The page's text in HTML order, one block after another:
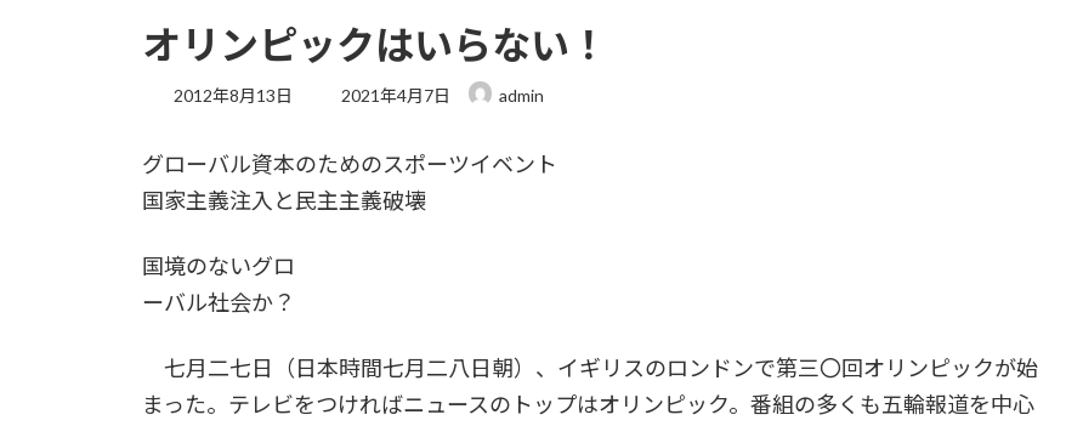
オリンピックはいらない！
2012年8月13日
最
新
日
時
2021年4月7日 admin
グローバル資本のためのスポーツイベント
国家主義注入と民主主義破壊
国境のないグロ
ーバル社会か？
七月二七日（日本時間七月二八日朝）、イギリスのロンドンで第三〇回オリンピックが始
まった。テレビをつければニュースのトップはオリンピック。番組の多くも五輪報道を中心